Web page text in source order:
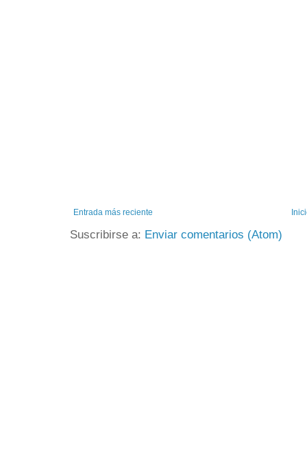
Entrada más reciente
Suscribirse a: Enviar comentarios (Atom)